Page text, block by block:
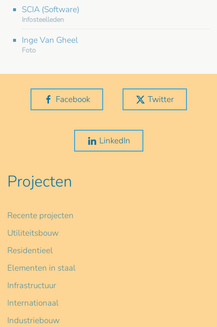
SCIA (Software)
Infosteelleden
Inge Van Gheel
Foto
Facebook Twitter
LinkedIn
Projecten
Recente projecten
Utiliteitsbouw
Residentieel
Elementen in staal
Infrastructuur
Internationaal
Industriebouw